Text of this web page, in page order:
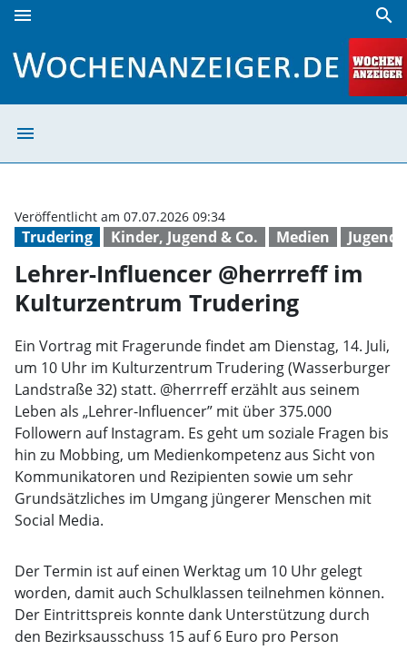
menu search
menu
Trudering Kinder, Jugend & Co. Medien Jugend
Veröffentlicht am 07.07.2026 09:34
Lehrer-Influencer @herrreff im
Kulturzentrum Trudering
Ein Vortrag mit Fragerunde findet am Dienstag, 14. Juli,
um 10 Uhr im Kulturzentrum Trudering (Wasserburger
Landstraße 32) statt. @herrreff erzählt aus seinem
Leben als „Lehrer-Influencer” mit über 375.000
Followern auf Instagram. Es geht um soziale Fragen bis
hin zu Mobbing, um Medienkompetenz aus Sicht von
Kommunikatoren und Rezipienten sowie um sehr
Grundsätzliches im Umgang jüngerer Menschen mit
Social Media.
Der Termin ist auf einen Werktag um 10 Uhr gelegt
worden, damit auch Schulklassen teilnehmen können.
Der Eintrittspreis konnte dank Unterstützung durch
den Bezirksausschuss 15 auf 6 Euro pro Person